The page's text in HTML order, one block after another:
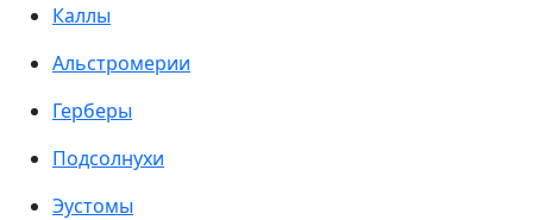
Каллы
Альстромерии
Герберы
Подсолнухи
Эустомы